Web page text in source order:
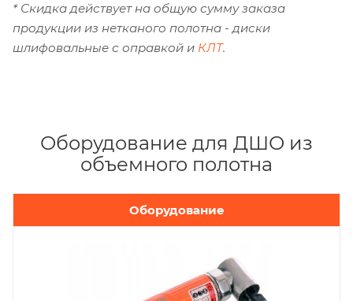
* Скидка действует на общую сумму заказа
продукции из нетканого полотна - диски
шлифовальные с оправкой и КЛТ.
Оборудование для ДШО из
объемного полотна
Оборудование